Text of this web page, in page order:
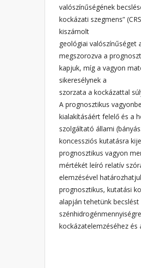
valószínűségének
kockázati szegmens”
kiszámolt
geológiai valószínűséget
megszorozva a
kapjuk, míg a vagyon
sikeresélynek a
szorzata a kockázattal
A prognosztikus
kialakításáért felelő és a
szolgáltató állami
koncessziós kutatásra
prognosztikus vagyon
mértékét leíró relatív
elemzésével
prognosztikus, kutatási
alapján tehetünk
kockázatelemzéséhez és